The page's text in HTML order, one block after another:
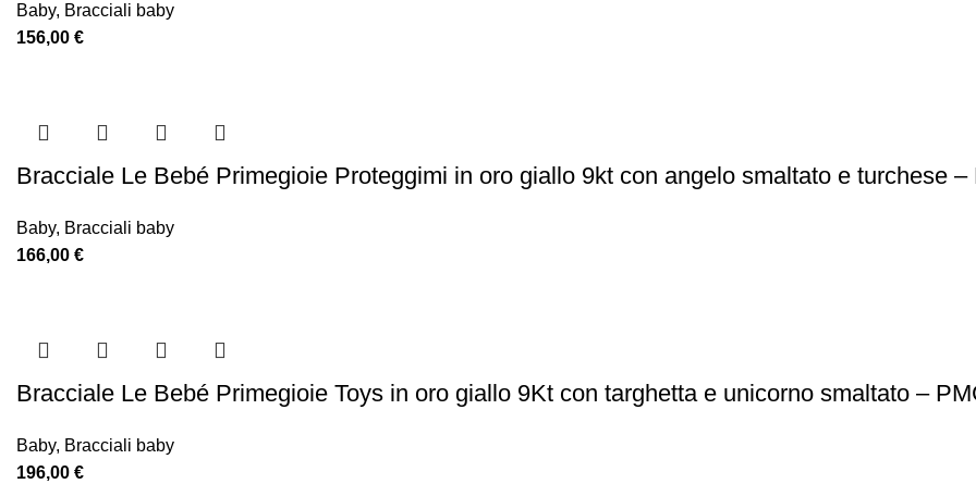
Baby, Bracciali baby
156,00 €
Bracciale Le Bebé Primegioie Proteggimi in oro giallo 9kt con angelo smaltato e turchese –
Baby, Bracciali baby
166,00 €
Bracciale Le Bebé Primegioie Toys in oro giallo 9Kt con targhetta e unicorno smaltato –
Baby, Bracciali baby
196,00 €